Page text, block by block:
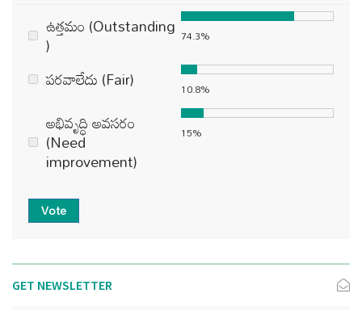
ఉత్తమం (Outstanding
) 74.3%
పరవాలేదు (Fair) 10.8%
అభివృద్ధి అవసరం
(Need
improvement)
15%
Vote
GET NEWSLETTER